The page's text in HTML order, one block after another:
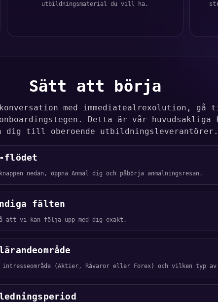
utbildningsmaterial du vill ha.
Sätt att börja
med immediatealrexolution, gå
Detta är vår
dig till oberoende utbildningsleverantörer.
flödet
nedan, öppna Anmäl dig och påbörja anmälningsresan.
fälten
att vi kan följa upp med dig exakt.
intresseområde (Aktier, Råvaror eller Forex) och vilken typ